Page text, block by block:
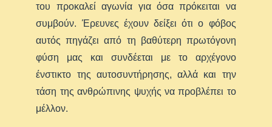
του προκαλεί αγωνία για όσα πρόκειται να
συμβούν. Έρευνες έχουν δείξει ότι o φόβος
αυτός πηγάζει από τη βαθύτερη πρωτόγονη
φύση μας και συνδέεται με το αρχέγονο
ένστικτο της αυτοσυντήρησης, αλλά και την
τάση της ανθρώπινης ψυχής να προβλέπει το
μέλλον.